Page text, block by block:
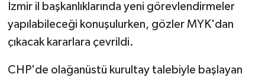
İzmir il başkanlıklarında yeni görevlendirmeler
yapılabileceği konuşulurken, gözler MYK'dan
çıkacak kararlara çevrildi.
CHP'de olağanüstü kurultay talebiyle başlayan